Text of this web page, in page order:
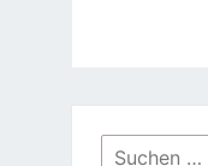
Suchen